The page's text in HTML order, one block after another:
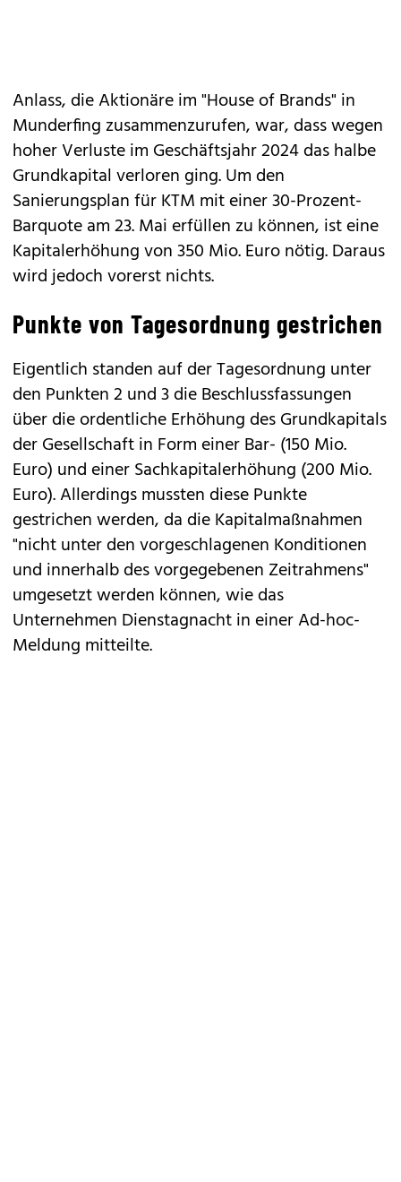
Anlass, die Aktionäre im "House of Brands" in
Munderfing zusammenzurufen, war, dass wegen
hoher Verluste im Geschäftsjahr 2024 das halbe
Grundkapital verloren ging. Um den
Sanierungsplan für KTM mit einer 30-Prozent-
Barquote am 23. Mai erfüllen zu können, ist eine
Kapitalerhöhung von 350 Mio. Euro nötig. Daraus
wird jedoch vorerst nichts.
Punkte von Tagesordnung gestrichen
Eigentlich standen auf der Tagesordnung unter
den Punkten 2 und 3 die Beschlussfassungen
über die ordentliche Erhöhung des Grundkapitals
der Gesellschaft in Form einer Bar- (150 Mio.
Euro) und einer Sachkapitalerhöhung (200 Mio.
Euro). Allerdings mussten diese Punkte
gestrichen werden, da die Kapitalmaßnahmen
"nicht unter den vorgeschlagenen Konditionen
und innerhalb des vorgegebenen Zeitrahmens"
umgesetzt werden können, wie das
Unternehmen Dienstagnacht in einer Ad-hoc-
Meldung mitteilte.